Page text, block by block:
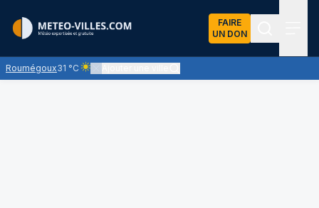
FAIRE
UN DON
Roumégoux31 °C
Ciel clair - quasiment pas de nuages et un soleil